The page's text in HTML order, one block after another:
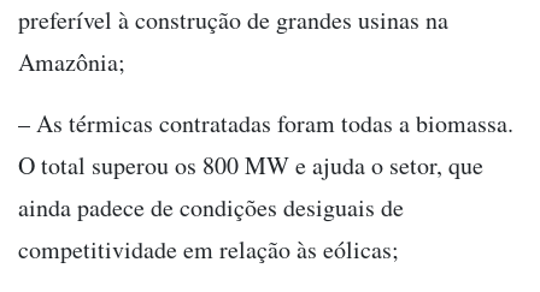
preferível à construção de grandes usinas na
Amazônia;
– As térmicas contratadas foram todas a biomassa.
O total superou os 800 MW e ajuda o setor, que
ainda padece de condições desiguais de
competitividade em relação às eólicas;